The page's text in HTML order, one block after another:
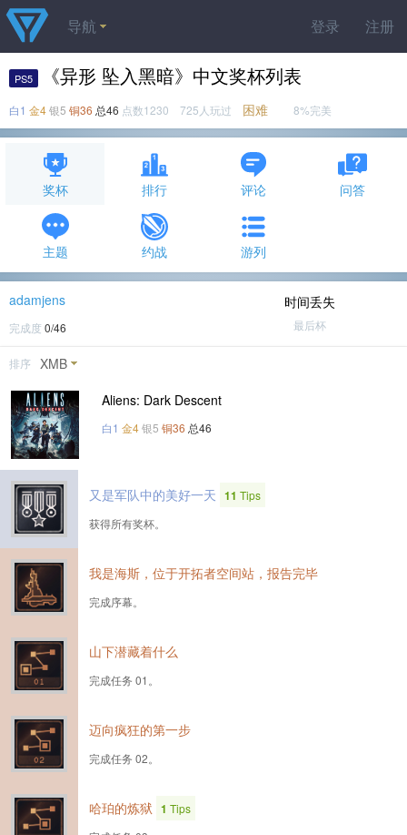
登录 注册
导航
PS5 《异形 坠入黑暗》中文奖杯列表
白1 金4银5 铜36 总46 点数1230 725人玩过 困难 8%完美
奖杯 排行 评论 问答
主题 约战 游列
adamjens
完成度 0/46
时间丢失
最后杯
排序 XMB
Aliens: Dark Descent
白1 金4银5 铜36 总46
又是军队中的美好一天 11 Tips
获得所有奖杯。
我是海斯，位于开拓者空间站，报告完毕
完成序幕。
山下潜藏着什么
完成任务 01。
迈向疯狂的第一步
完成任务 02。
哈珀的炼狱 1 Tips